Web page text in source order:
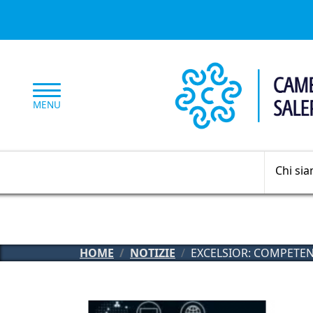
MENU
Chi
HOME NOTIZIE EXCELSIOR: